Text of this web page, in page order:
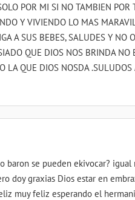
POR MI SI NO TAMBIEN POR
Y VIVIENDO LO MAS
A SUS BEBES, SALUDES Y NO
QUE DIOS NOS BRINDA NO
LA QUE DIOS NOSDA
baron se pueden ekivocar?
doy graxias Dios estar en
muy feliz esperando el